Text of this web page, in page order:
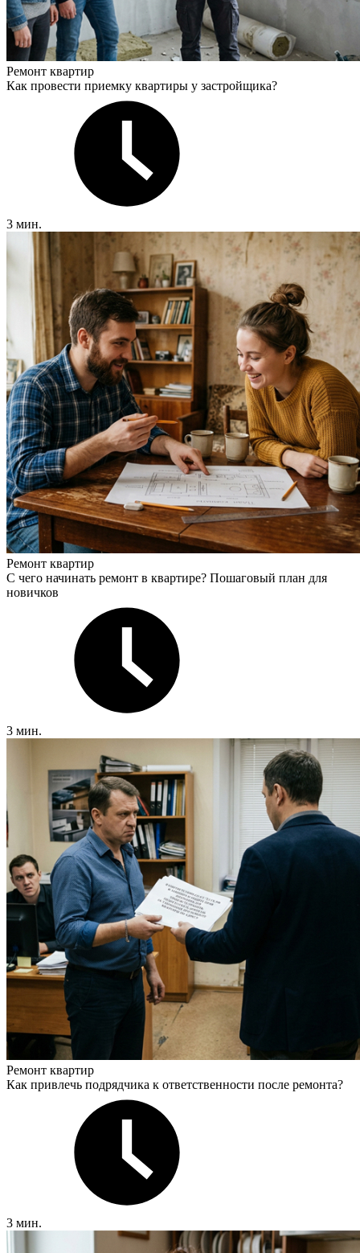
Ремонт квартир
Как провести приемку квартиры у застройщика?
3 мин.
Ремонт квартир
С чего начинать ремонт в квартире? Пошаговый план для
новичков
3 мин.
Ремонт квартир
Как привлечь подрядчика к ответственности после ремонта?
3 мин.